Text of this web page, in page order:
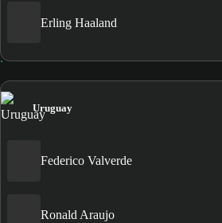
Erling Haaland
Uruguay
Federico Valverde
Ronald Araujo